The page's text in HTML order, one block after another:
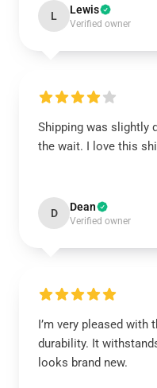
L Lewis
Verified owner
Shipping was slightly
the wait. I love this
D Dean
Verified owner
I’m very pleased with
durability. It
looks brand new.